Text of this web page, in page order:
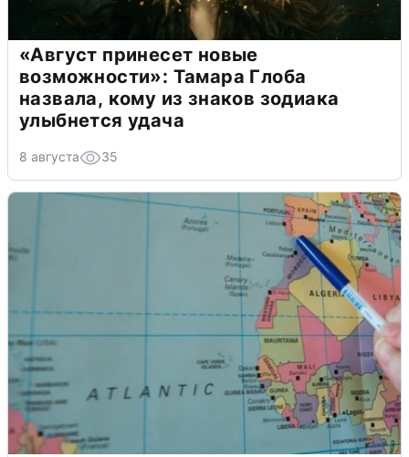
«Август принесет новые
возможности»: Тамара Глоба
назвала, кому из знаков зодиака
улыбнется удача
8 августа 35